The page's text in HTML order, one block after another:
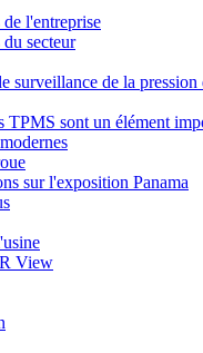
l'entreprise
secteur
surveillance de la pression
TPMS sont un élément
sur l'exposition Panama
View